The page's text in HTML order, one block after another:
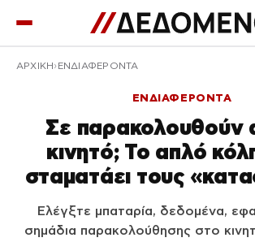
ΑΡΧΙΚΉ ΕΝΔΙΑΦΕΡΟΝΤΑ
ΕΝΔΙΑΦΕΡΟΝΤΑ
Σε παρακολουθούν
κινητό; Το απλό
σταματάει τους
Ελέγξτε μπαταρία, δεδομένα,
σημάδια παρακολούθησης στο